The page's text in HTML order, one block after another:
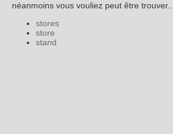
néanmoins vous vouliez peut être
stores
store
stand